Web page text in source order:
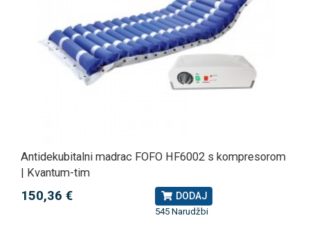
Antidekubitalni madrac FOFO HF6002 s kompresorom
| Kvantum-tim
150,36 € DODAJ
545 Narudžbi